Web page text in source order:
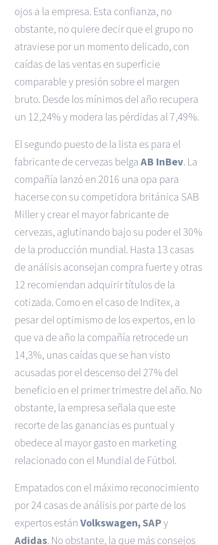
ojos a la empresa. Esta confianza, no
obstante, no quiere decir que el grupo no
atraviese por un momento delicado, con
caídas de las ventas en superficie
comparable y presión sobre el margen
bruto. Desde los mínimos del año recupera
un 12,24% y modera las pérdidas al 7,49%.
El segundo puesto de la lista es para el
fabricante de cervezas belga AB InBev. La
compañía lanzó en 2016 una opa para
hacerse con su competidora británica SAB
Miller y crear el mayor fabricante de
cervezas, aglutinando bajo su poder el 30%
de la producción mundial. Hasta 13 casas
de análisis aconsejan compra fuerte y otras
12 recomiendan adquirir títulos de la
cotizada. Como en el caso de Inditex, a
pesar del optimismo de los expertos, en lo
que va de año la compañía retrocede un
14,3%, unas caídas que se han visto
acusadas por el descenso del 27% del
beneficio en el primer trimestre del año. No
obstante, la empresa señala que este
recorte de las ganancias es puntual y
obedece al mayor gasto en marketing
relacionado con el Mundial de Fútbol.
Empatados con el máximo reconocimiento
por 24 casas de análisis por parte de los
expertos están Volkswagen, SAPy
Adidas. No obstante, la que más consejos